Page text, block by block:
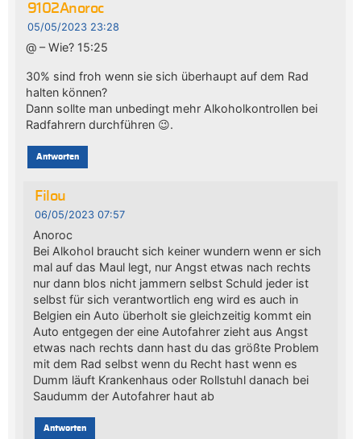
9102Anoroc
05/05/2023 23:28
@ – Wie? 15:25
30% sind froh wenn sie sich überhaupt auf dem Rad
halten können?
Dann sollte man unbedingt mehr Alkoholkontrollen bei
Radfahrern durchführen 😉.
Antworten
Filou
06/05/2023 07:57
Anoroc
Bei Alkohol braucht sich keiner wundern wenn er sich
mal auf das Maul legt, nur Angst etwas nach rechts
nur dann blos nicht jammern selbst Schuld jeder ist
selbst für sich verantwortlich eng wird es auch in
Belgien ein Auto überholt sie gleichzeitig kommt ein
Auto entgegen der eine Autofahrer zieht aus Angst
etwas nach rechts dann hast du das größte Problem
mit dem Rad selbst wenn du Recht hast wenn es
Dumm läuft Krankenhaus oder Rollstuhl danach bei
Saudumm der Autofahrer haut ab
Antworten